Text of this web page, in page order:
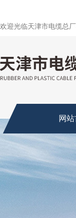
欢迎光临天津市电缆总
网